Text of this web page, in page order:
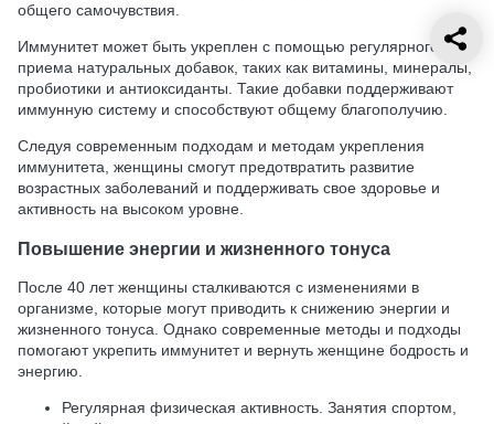
общего самочувствия.
Иммунитет может быть укреплен с помощью регулярного
приема натуральных добавок, таких как витамины, минералы,
пробиотики и антиоксиданты. Такие добавки поддерживают
иммунную систему и способствуют общему благополучию.
Следуя современным подходам и методам укрепления
иммунитета, женщины смогут предотвратить развитие
возрастных заболеваний и поддерживать свое здоровье и
активность на высоком уровне.
Повышение энергии и жизненного тонуса
После 40 лет женщины сталкиваются с изменениями в
организме, которые могут приводить к снижению энергии и
жизненного тонуса. Однако современные методы и подходы
помогают укрепить иммунитет и вернуть женщине бодрость и
энергию.
Регулярная физическая активность. Занятия спортом,